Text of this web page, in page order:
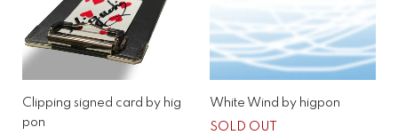
Clipping signed card by hig
pon
White Wind by higpon
SOLD OUT